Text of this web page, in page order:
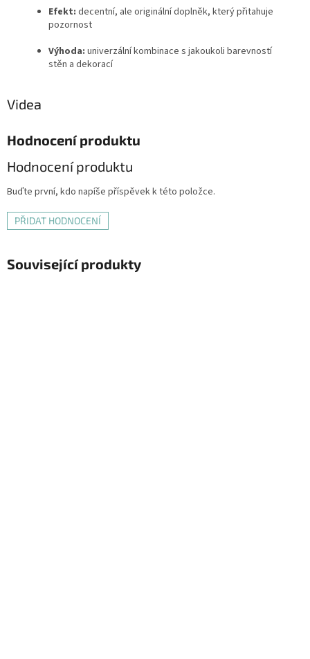
Efekt: decentní, ale originální doplněk, který přitahuje
pozornost
Výhoda: univerzální kombinace s jakoukoli barevností
stěn a dekorací
Videa
Hodnocení produktu
Hodnocení produktu
Buďte první, kdo napíše příspěvek k této položce.
PŘIDAT HODNOCENÍ
Související produkty